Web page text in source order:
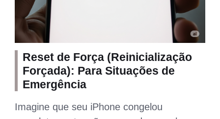
Reset de Força (Reinicialização
Forçada): Para Situações de
Emergência
Imagine que seu iPhone congelou